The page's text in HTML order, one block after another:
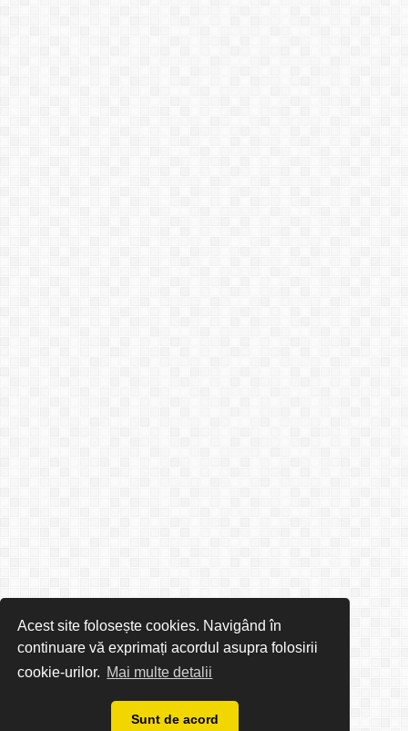
Acest site folosește cookies. Navigând în
continuare vă exprimați acordul asupra folosirii
cookie-urilor. Mai multe detalii
Sunt de acord